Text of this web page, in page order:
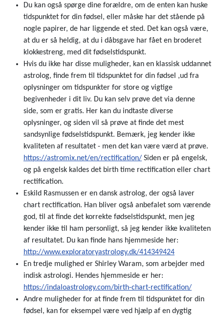
Du kan også spørge dine forældre, om de enten kan huske
tidspunktet for din fødsel, eller måske har det stående på
nogle papirer, de har liggende et sted. Det kan også være,
at du er så heldig, at du i dåbsgave har fået en broderet
klokkestreng, med dit fødselstidspunkt.
Hvis du ikke har disse muligheder, kan en klassisk uddannet
astrolog, finde frem til tidspunktet for din fødsel ,ud fra
oplysninger om tidspunkter for store og vigtige
begivenheder i dit liv. Du kan selv prøve det via denne
side, som er gratis. Her kan du indtaste diverse
oplysninger, og siden vil så prøve at finde det mest
sandsynlige fødselstidspunkt. Bemærk, jeg kender ikke
kvaliteten af resultatet - men det kan være værd at prøve.
https://astromix.net/en/rectification/ Siden er på engelsk,
og på engelsk kaldes det birth time rectification eller chart
rectification.
Eskild Rasmussen er en dansk astrolog, der også laver
chart rectification. Han bliver også anbefalet som værende
god, til at finde det korrekte fødselstidspunkt, men jeg
kender ikke til ham personligt, så jeg kender ikke kvaliteten
af resultatet. Du kan finde hans hjemmeside her:
http://www.exploratoryastrology.dk/414349424
En tredje mulighed er Shirley Waram, som arbejder med
indisk astrologi. Hendes hjemmeside er her:
https://indaloastrology.com/birth-chart-rectification/
Andre muligheder for at finde frem til tidspunktet for din
fødsel, kan for eksempel være ved hjælp af en dygtig